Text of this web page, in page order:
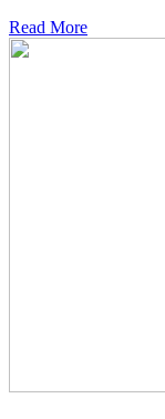
Read More